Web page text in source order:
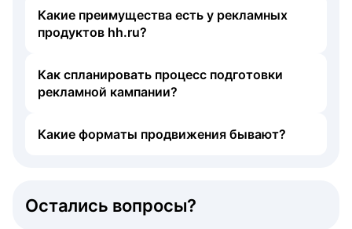
Какие преимущества есть у рекламных
продуктов hh.ru?
Как спланировать процесс подготовки
рекламной кампании?
Какие форматы продвижения бывают?
Остались вопросы?